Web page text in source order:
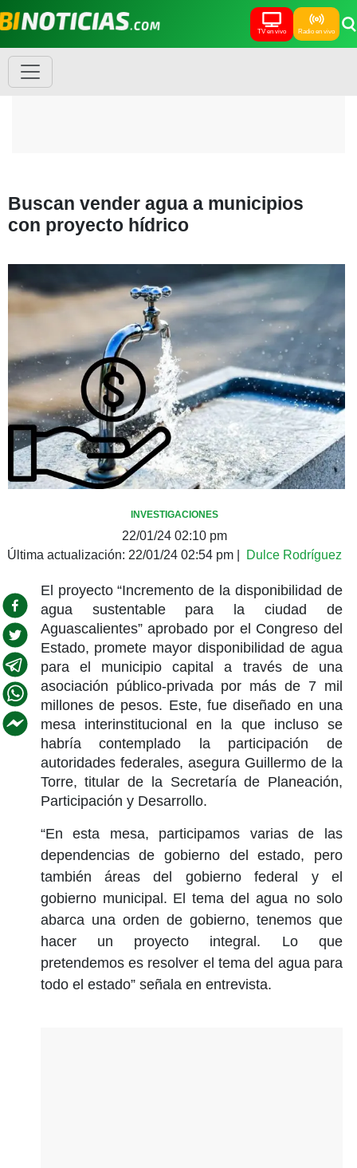
TV en vivo Radio en vivo
Buscan vender agua a municipios
con proyecto hídrico
INVESTIGACIONES
22/01/24 02:10 pm
Última actualización: 22/01/24 02:54 pm Dulce Rodríguez
El proyecto “Incremento de la disponibilidad de
agua sustentable para la ciudad de
Aguascalientes” aprobado por el Congreso del
Estado, promete mayor disponibilidad de agua
para el municipio capital a través de una
asociación público-privada por más de 7 mil
millones de pesos. Este, fue diseñado en una
mesa interinstitucional en la que incluso se
habría contemplado la participación de
autoridades federales, asegura Guillermo de la
Torre, titular de la Secretaría de Planeación,
Participación y Desarrollo.
“En esta mesa, participamos varias de las
dependencias de gobierno del estado, pero
también áreas del gobierno federal y el
gobierno municipal. El tema del agua no solo
abarca una orden de gobierno, tenemos que
hacer un proyecto integral. Lo que
pretendemos es resolver el tema del agua para
todo el estado” señala en entrevista.